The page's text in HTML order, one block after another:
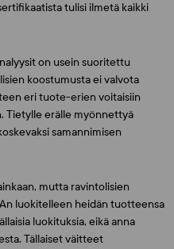
tulisi ilmetä kaikki
on usein suoritettu
koostumusta ei valvota
eri tuote-erien voitaisiin
Tietylle erälle myönnettyä
samannimisen
mutta ravintolisien
luokitelleen heidän tuotteensa
luokituksia, eikä anna
Tällaiset väitteet